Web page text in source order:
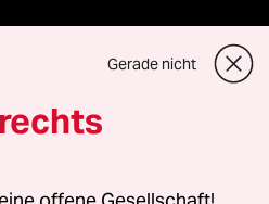
GmbH
Fragen oder für Genehmigungen
Gerade nicht